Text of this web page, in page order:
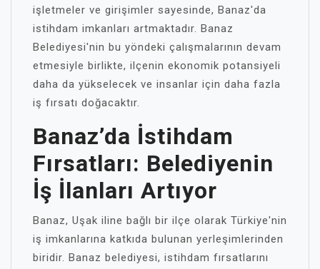
işletmeler ve girişimler sayesinde, Banaz'da
istihdam imkanları artmaktadır. Banaz
Belediyesi'nin bu yöndeki çalışmalarının devam
etmesiyle birlikte, ilçenin ekonomik potansiyeli
daha da yükselecek ve insanlar için daha fazla
iş fırsatı doğacaktır.
Banaz’da İstihdam
Fırsatları: Belediyenin
İş İlanları Artıyor
Banaz, Uşak iline bağlı bir ilçe olarak Türkiye'nin
iş imkanlarına katkıda bulunan yerleşimlerinden
biridir. Banaz belediyesi, istihdam fırsatlarını